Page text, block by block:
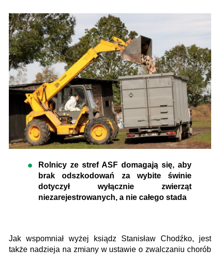
Rolnicy ze stref ASF domagają się, aby
brak odszkodowań za wybite świnie
dotyczył wyłącznie zwierząt
niezarejestrowanych, a nie całego stada
Jak wspomniał wyżej ksiądz Stanisław Chodźko, jest
także nadzieja na zmiany w ustawie o zwalczaniu chorób